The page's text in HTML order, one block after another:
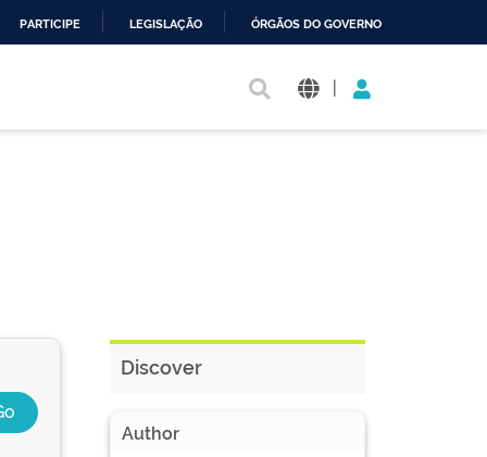
PARTICIPE LEGISLAÇÃO ÓRGÃOS DO GOVERNO
|
Discover
Author